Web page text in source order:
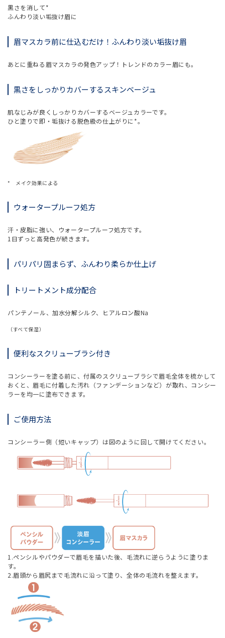
黒さを消して*
ふんわり淡い垢抜け眉に
眉マスカラ前に仕込むだけ！ふんわり淡い垢抜け眉
あとに重ねる眉マスカラの発色アップ！トレンドのカラー眉にも。
黒さをしっかりカバーするスキンベージュ
肌なじみが良くしっかりカバーするベージュカラーです。
ひと塗りで即・垢抜ける脱色級の仕上がりに*。
* メイク効果による
ウォータープルーフ処方
汗・皮脂に強い、ウォータープルーフ処方です。
1日ずっと高発色が続きます。
パリパリ固まらず、ふんわり柔らか仕上げ
トリートメント成分配合
パンテノール、加水分解シルク、ヒアルロン酸Na
（すべて保湿）
便利なスクリューブラシ付き
コンシーラーを塗る前に、付属のスクリューブラシで眉毛全体を梳かして
おくと、眉毛に付着した汚れ（ファンデーションなど）が取れ、コンシー
ラーを均一に塗布できます。
ご使用方法
コンシーラー側（短いキャップ）は図のように回して開けてください。
1.ペンシルやパウダーで眉毛を描いた後、毛流れに逆らうように塗りま
す。
2.眉頭から眉尻まで毛流れに沿って塗り、全体の毛流れを整えます。